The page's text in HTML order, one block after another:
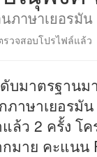
ภาษาเยอรมัน
วจสอบโปรไฟล์แล้ว
บมาตรฐานม
ภาษาเยอรมั
ล้ว 2 ครั้ง โค
มาย คะแนน